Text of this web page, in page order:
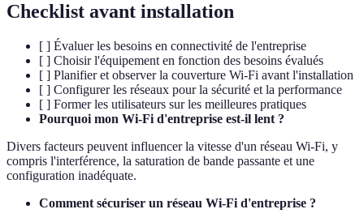
Checklist avant installation
[ ] Évaluer les besoins en connectivité de l'entreprise
[ ] Choisir l'équipement en fonction des besoins évalués
[ ] Planifier et observer la couverture Wi-Fi avant l'installation
[ ] Configurer les réseaux pour la sécurité et la performance
[ ] Former les utilisateurs sur les meilleures pratiques
Pourquoi mon Wi-Fi d'entreprise est-il lent ?
Divers facteurs peuvent influencer la vitesse d'un réseau Wi-Fi, y
compris l'interférence, la saturation de bande passante et une
configuration inadéquate.
Comment sécuriser un réseau Wi-Fi d'entreprise ?